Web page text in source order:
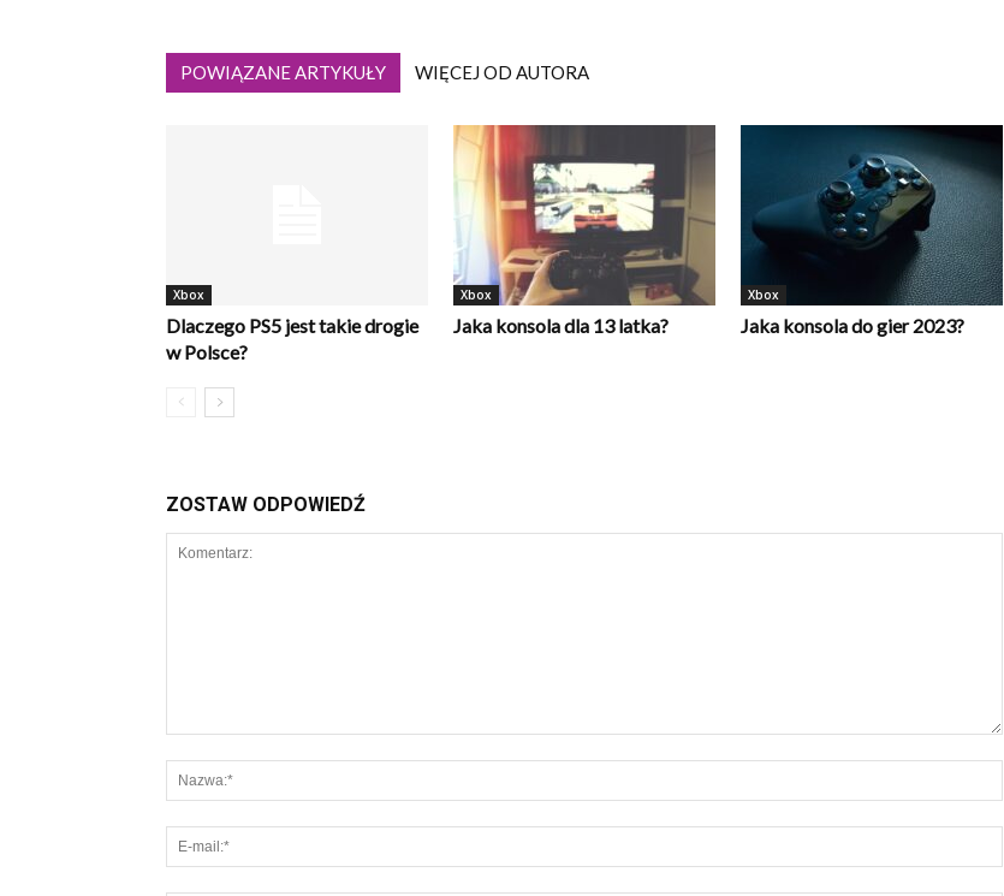
POWIĄZANE ARTYKUŁY WIĘCEJ OD AUTORA
Xbox
Dlaczego PS5 jest takie drogie
w Polsce?
Xbox
Jaka konsola dla 13 latka?
Xbox
Jaka konsola do gier 2023?
ZOSTAW ODPOWIEDŹ